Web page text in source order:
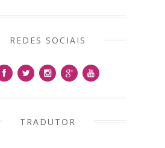
REDES SOCIAIS
TRADUTOR